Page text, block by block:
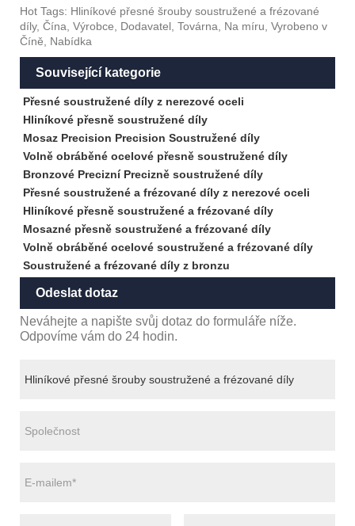
Hot Tags: Hliníkové přesné šrouby soustružené a frézované
díly, Čína, Výrobce, Dodavatel, Továrna, Na míru, Vyrobeno v
Číně, Nabídka
Související kategorie
Přesné soustružené díly z nerezové oceli
Hliníkové přesně soustružené díly
Mosaz Precision Precision Soustružené díly
Volně obráběné ocelové přesně soustružené díly
Bronzové Precizní Precizně soustružené díly
Přesné soustružené a frézované díly z nerezové oceli
Hliníkové přesně soustružené a frézované díly
Mosazné přesně soustružené a frézované díly
Volně obráběné ocelové soustružené a frézované díly
Soustružené a frézované díly z bronzu
Odeslat dotaz
Neváhejte a napište svůj dotaz do formuláře níže.
Odpovíme vám do 24 hodin.